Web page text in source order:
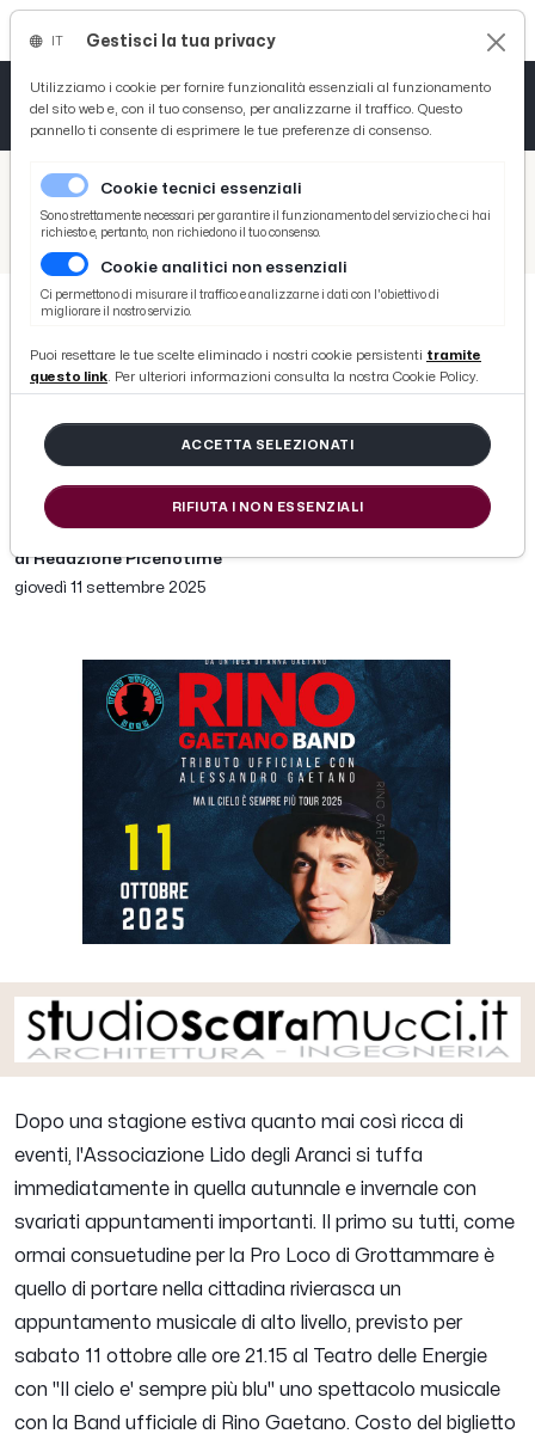
/ Picenotime
/ Eventi e Cultura
Grottammare, primo appuntamento autunnale ''Lido degli Aranci'' con la Rino Gaetano Band
Grottammare, primo
appuntamento autunnale ''Lido
degli Aranci'' con la Rino Gaetano
Band
di Redazione Picenotime
giovedì 11 settembre 2025
Dopo una stagione estiva quanto mai così ricca di
eventi, l'Associazione Lido degli Aranci si tuffa
immediatamente in quella autunnale e invernale con
svariati appuntamenti importanti. Il primo su tutti, come
ormai consuetudine per la Pro Loco di Grottammare è
quello di portare nella cittadina rivierasca un
appuntamento musicale di alto livello, previsto per
sabato 11 ottobre alle ore 21.15 al Teatro delle Energie
con "Il cielo e' sempre più blu" uno spettacolo musicale
con la Band ufficiale di Rino Gaetano. Costo del biglietto
Gestisci la tua privacy
Utilizziamo i cookie per fornire funzionalità essenziali al funzionamento
del sito web e, con il tuo consenso, per analizzarne il traffico. Questo
pannello ti consente di esprimere le tue preferenze di consenso.
Cookie tecnici essenziali
Sono strettamente necessari per garantire il funzionamento del servizio che ci hai
richiesto e, pertanto, non richiedono il tuo consenso.
Cookie analitici non essenziali
Ci permettono di misurare il traffico e analizzarne i dati con l'obiettivo di
migliorare il nostro servizio.
Puoi resettare le tue scelte eliminado i nostri cookie persistenti tramite
questo link. Per ulteriori informazioni consulta la nostra Cookie Policy.
ACCETTA SELEZIONATI
RIFIUTA I NON ESSENZIALI
Tutto News
Tutto Sport
Basket
Ciclismo
Tutto Curiosità